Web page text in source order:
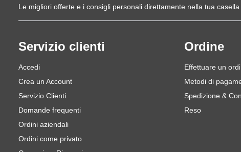
Le migliori offerte e i consigli personali direttamente nella tua casella
Servizio clienti
Accedi
Crea un Account
Servizio Clienti
Domande frequenti
Ordini aziendali
Ordini come privato
Ordine
Effettuare un
Metodi di
Spedizione &
Reso